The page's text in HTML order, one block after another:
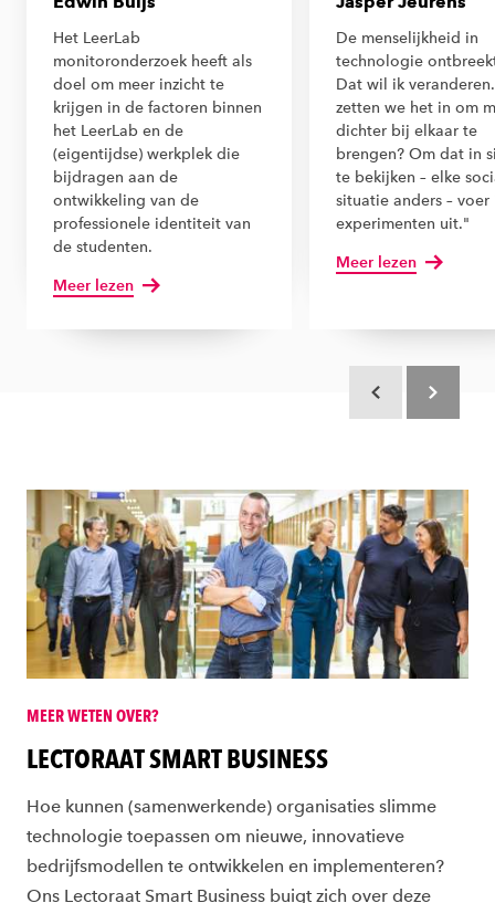
Het LeerLab
monitoronderzoek heeft als
doel om meer inzicht te
krijgen in de factoren binnen
het LeerLab en de
(eigentijdse) werkplek die
bijdragen aan de
ontwikkeling van de
professionele identiteit van
de studenten.
Meer lezen
De menselijkheid in
technologie
Dat wil ik
zetten we het in om
dichter bij elkaar te
brengen? Om dat in
te bekijken – elke
situatie anders – voer
experimenten uit."
Meer lezen
MEER WETEN OVER?
LECTORAAT SMART BUSINESS
Hoe kunnen (samenwerkende) organisaties slimme
technologie toepassen om nieuwe, innovatieve
bedrijfsmodellen te ontwikkelen en implementeren?
Ons Lectoraat Smart Business buigt zich over deze